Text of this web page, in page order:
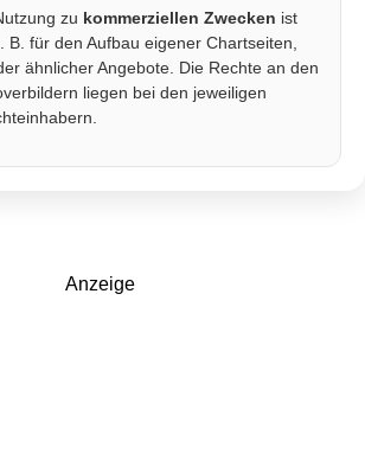
zu kommerziellen Zwecken ist
B. für den Aufbau eigener Chartseiten,
ähnlicher Angebote. Die Rechte an den
liegen bei den jeweiligen
Anzeige